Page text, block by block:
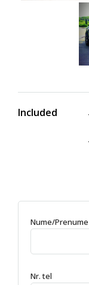
Included
Nume/Prenume
Nr. tel